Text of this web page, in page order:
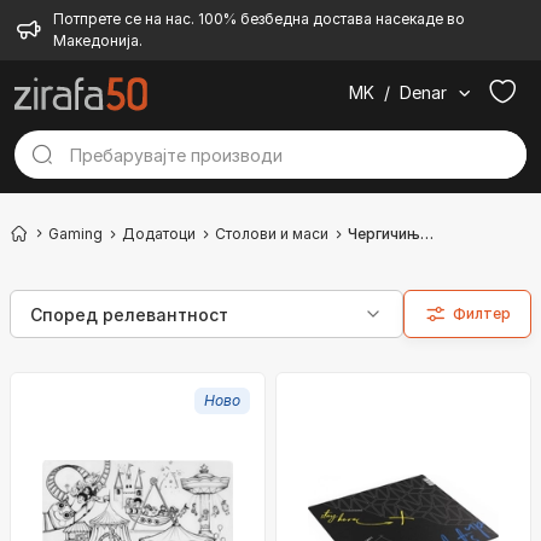
Потпрете се на нас. 100% безбедна достава насекаде во
Македонија.
MK / Denar
Gaming Додатоци Столови и маси Чергичиња за столови
Филтер
Ново